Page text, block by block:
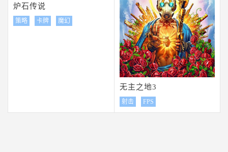
炉石传说
策略 卡牌 魔幻
无主之地3
射击 FPS